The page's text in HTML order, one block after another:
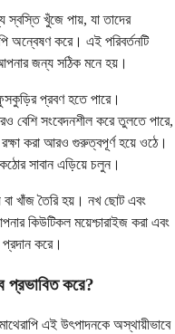
খুঁজে পায়, যা তাদের
অন্বেষণ করে। এই পরিবর্তনটি
জন্য সঠিক মনে হয়।
প্রবণ হতে পারে।
বেশি সংবেদনশীল করে তুলতে পারে,
রক্ষা করা আরও গুরুত্বপূর্ণ হয়ে ওঠে।
সাবান এড়িয়ে চলুন।
বা খাঁজ তৈরি হয়। নখ ছোট এবং
কিউটিকল ময়েশ্চারাইজ করা এবং
করে।
প্রভাবিত করে?
এই উৎপাদনকে অস্থায়ীভাবে